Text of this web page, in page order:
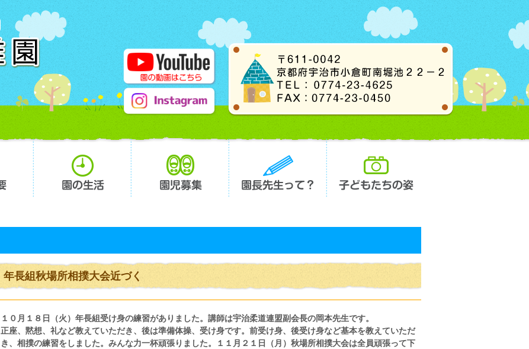
年長組秋場所相撲大会近づく
１０月１８日（火）年長組受け身の練習がありました。講師は宇治柔道連盟副会長の岡本先生です。
正座、黙想、礼など教えていただき、後は準備体操、受け身です。前受け身、後受け身など基本を教えていただ
き、相撲の練習をしました。みんな力一杯頑張りました。１１月２１日（月）秋場所相撲大会は全員頑張って下